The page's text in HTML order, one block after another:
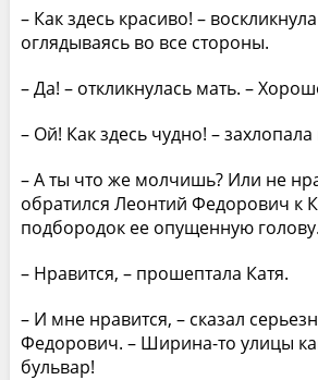
– Как здесь красиво! –
оглядываясь во все стороны.
– Да! – откликнулась мать. –
– Ой! Как здесь чудно! –
– А ты что же молчишь? Или не
обратился Леонтий Федорович к
подбородок ее опущенную голову.
– Нравится, – прошептала Катя.
– И мне нравится, – сказал
Федорович. – Ширина-то улицы
бульвар!